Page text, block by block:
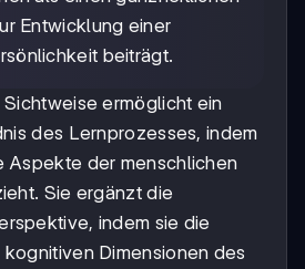
Entwicklung einer
beiträgt.
ermöglicht ein
des Lernprozesses, indem
Aspekte der menschlichen
Sie ergänzt die
indem sie die
Dimensionen des